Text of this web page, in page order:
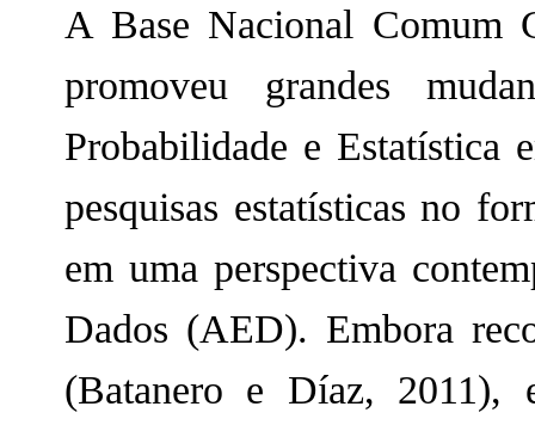
A Base Nacional Comum
promoveu grandes
Probabilidade e Estatística
pesquisas estatísticas no
em uma perspectiva
Dados (AED). Embora
(Batanero e Díaz, 2011),